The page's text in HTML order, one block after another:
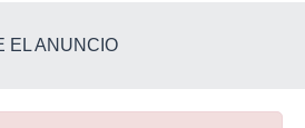
EL ANUNCIO